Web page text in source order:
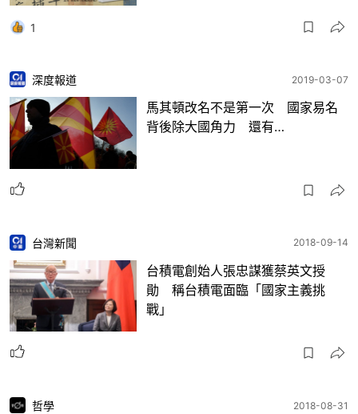
1
深度報道 2019-03-07
馬其頓改名不是第一次 國家易名
背後除大國角力 還有…
台灣新聞 2018-09-14
台積電創始人張忠謀獲蔡英文授
勛 稱台積電面臨「國家主義挑
戰」
哲學 2018-08-31